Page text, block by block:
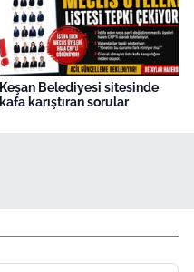
Keşan Belediyesi sitesinde
kafa karıştıran sorular